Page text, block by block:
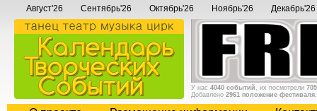
Август'26 Сентябрь'26 Октябрь'26 Ноябрь'26 Декабрь'26
У нас 4040 событий , их посмотрели
Добавлено 2961 положение фестиваля